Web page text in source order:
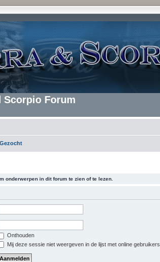
Scorpio Forum
Gezocht
onderwerpen in dit forum te zien of te lezen.
Onthouden
Mij deze sessie niet weergeven in de lijst met online gebruikers